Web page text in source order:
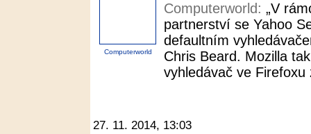
Computerworld
Computerworld: „V
partnerství se Yahoo
defaultním
Chris Beard. Mozilla
vyhledávač ve
27. 11. 2014, 13:03